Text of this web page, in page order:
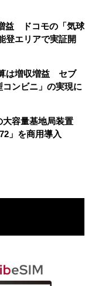
益 ドコモの「気球
登エリアで実証開
は増収増益 セブ
ンビニ」の実現に
大容量基地局装置
」を商用導入